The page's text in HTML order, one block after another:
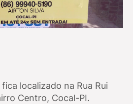
fica localizado na Rua Rui
Centro, Cocal-PI.